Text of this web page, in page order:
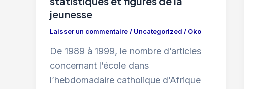
jeunesse
Laisser un commentaire/ Uncategorized / Oko
De 1989 à 1999, le nombre d’articles
concernant l’école dans
l’hebdomadaire catholique d’Afrique